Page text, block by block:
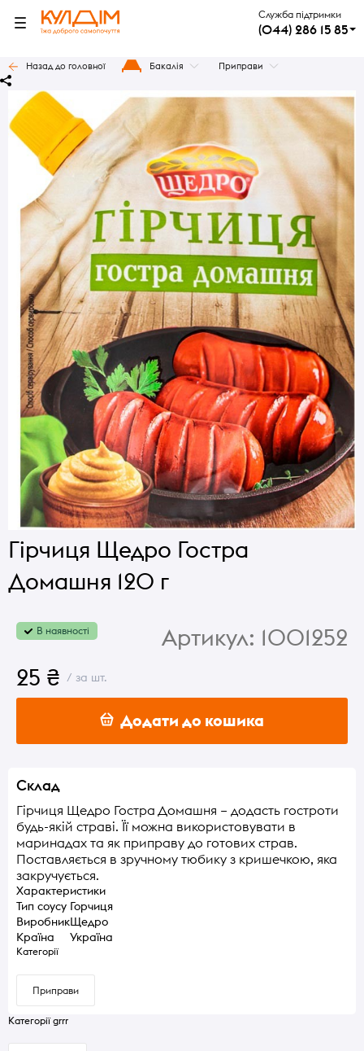
Служба підтримки
(044) 286 15 85
Назад до головної Бакалія Приправи
Гірчиця Щедро Гостра
Домашня 120 г
В наявності Артикул: 1001252
25 ₴ / за шт.
Додати до кошика
Склад
Гірчиця Щедро Гостра Домашня – додасть гостроти
будь-якій страві. Її можна використовувати в
маринадах та як приправу до готових страв.
Поставляється в зручному тюбику з кришечкою, яка
закручується.
Характеристики
Тип соусу Горчиця
ВиробникЩедро
Країна
Україна
Категорії
Приправи
Категорії grrr